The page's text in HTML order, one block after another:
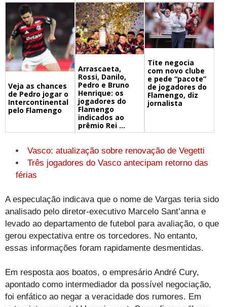
Veja as chances
de Pedro jogar o
Intercontinental
pelo Flamengo
Arrascaeta,
Rossi, Danilo,
Pedro e Bruno
Henrique: os
jogadores do
Flamengo
indicados ao
prêmio Rei ...
Tite negocia
com novo clube
e pede “pacote”
de jogadores do
Flamengo, diz
jornalista
Vasco: atualização sobre renovação de Vegetti
Três jogadores do Vasco antecipam retorno das
férias
A especulação indicava que o nome de Vargas teria sido
analisado pelo diretor-executivo Marcelo Sant’anna e
levado ao departamento de futebol para avaliação, o que
gerou expectativa entre os torcedores. No entanto,
essas informações foram rapidamente desmentidas.
Em resposta aos boatos, o empresário André Cury,
apontado como intermediador da possível negociação,
foi enfático ao negar a veracidade dos rumores. Em